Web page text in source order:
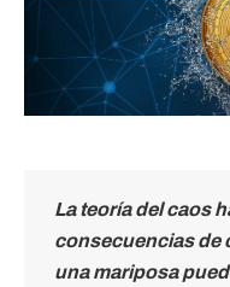
La teoría del caos
consecuencias de
una mariposa